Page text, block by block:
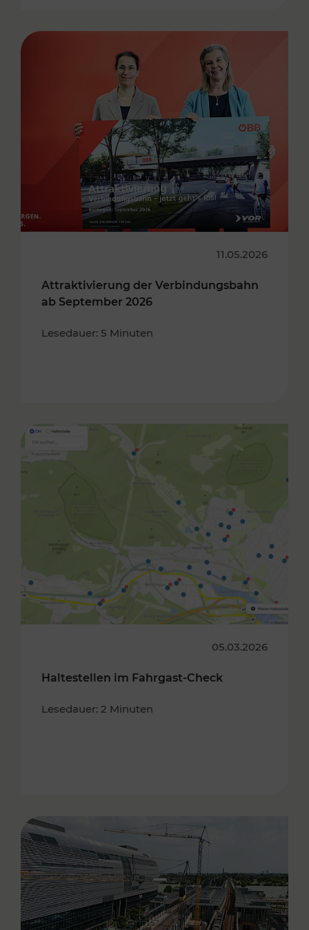
11.05.2026
Attraktivierung der Verbindungsbahn
ab September 2026
Lesedauer: 5 Minuten
05.03.2026
Haltestellen im Fahrgast-Check
Lesedauer: 2 Minuten